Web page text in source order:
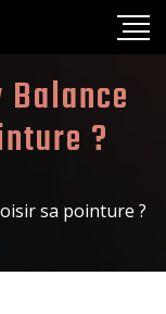
?
sa pointure ?